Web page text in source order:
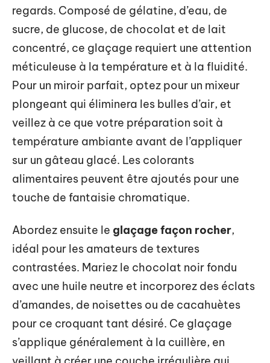
regards. Composé de gélatine, d’eau, de
sucre, de glucose, de chocolat et de lait
concentré, ce glaçage requiert une attention
méticuleuse à la température et à la fluidité.
Pour un miroir parfait, optez pour un mixeur
plongeant qui éliminera les bulles d’air, et
veillez à ce que votre préparation soit à
température ambiante avant de l’appliquer
sur un gâteau glacé. Les colorants
alimentaires peuvent être ajoutés pour une
touche de fantaisie chromatique.
Abordez ensuite le glaçage façon rocher,
idéal pour les amateurs de textures
contrastées. Mariez le chocolat noir fondu
avec une huile neutre et incorporez des éclats
d’amandes, de noisettes ou de cacahuètes
pour ce croquant tant désiré. Ce glaçage
s’applique généralement à la cuillère, en